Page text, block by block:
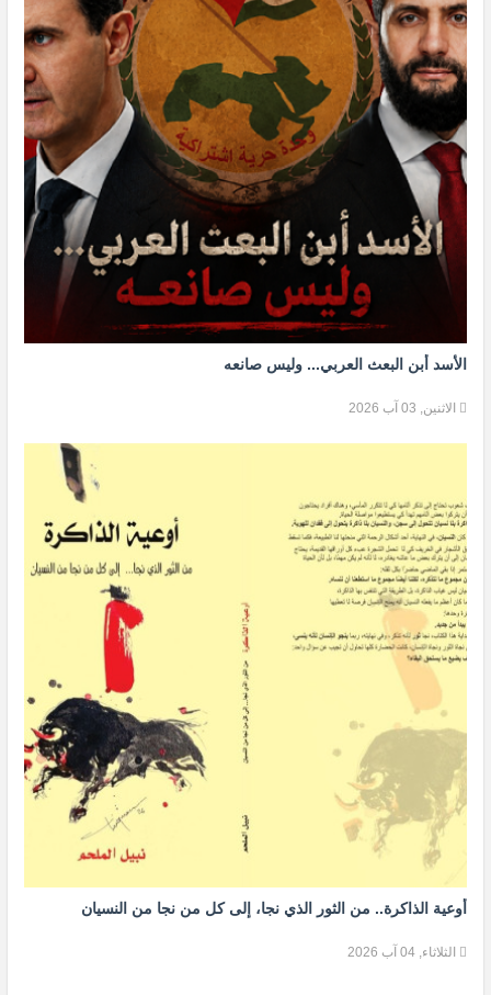
الأسد أبن البعث العربي... وليس صانعه
الاثنين, 03 آب 2026
أوعية الذاكرة.. من الثور الذي نجا، إلى كل من نجا من النسيان
الثلاثاء, 04 آب 2026